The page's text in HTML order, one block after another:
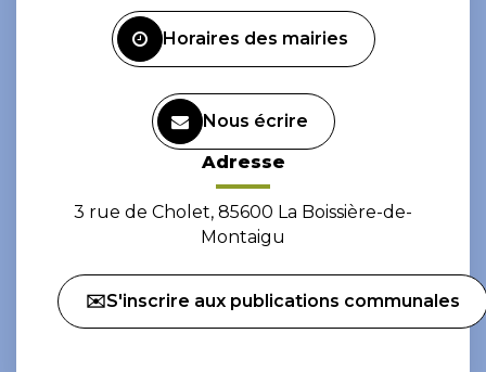
Horaires des mairies
Nous écrire
Adresse
3 rue de Cholet, 85600 La Boissière-de-
Montaigu
✉️S'inscrire aux publications communales